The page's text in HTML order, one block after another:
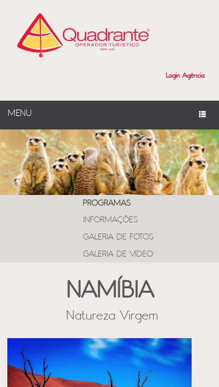
Login Agência
MENU
PROGRAMAS
INFORMAÇÕES
GALERIA DE FOTOS
GALERIA DE VÍDEO
NAMÍBIA
Natureza Virgem